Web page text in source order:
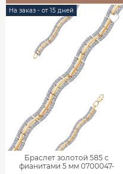
На заказ - от 15 дней
Браслет золотой 585 с
фианитами 5 мм 0700047-